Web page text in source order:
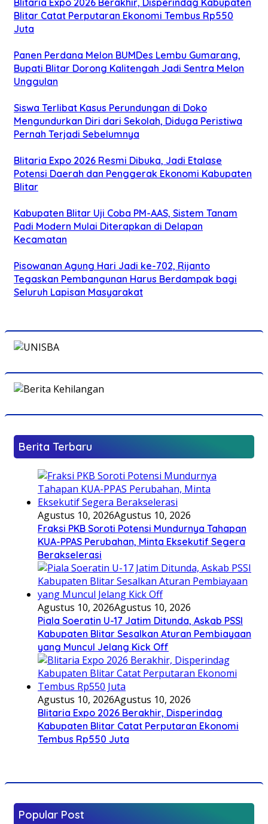
Blitar Catat Perputaran Ekonomi Tembus Rp550
Juta
Panen Perdana Melon BUMDes Lembu Gumarang,
Bupati Blitar Dorong Kalitengah Jadi Sentra Melon
Unggulan
Siswa Terlibat Kasus Perundungan di Doko
Mengundurkan Diri dari Sekolah, Diduga Peristiwa
Pernah Terjadi Sebelumnya
Blitaria Expo 2026 Resmi Dibuka, Jadi Etalase
Potensi Daerah dan Penggerak Ekonomi Kabupaten
Blitar
Kabupaten Blitar Uji Coba PM-AAS, Sistem Tanam
Padi Modern Mulai Diterapkan di Delapan
Kecamatan
Pisowanan Agung Hari Jadi ke-702, Rijanto
Tegaskan Pembangunan Harus Berdampak bagi
Seluruh Lapisan Masyarakat
Berita Terbaru
Agustus 10, 2026Agustus 10, 2026
Fraksi PKB Soroti Potensi Mundurnya Tahapan
KUA-PPAS Perubahan, Minta Eksekutif Segera
Berakselerasi
Agustus 10, 2026Agustus 10, 2026
Piala Soeratin U-17 Jatim Ditunda, Askab PSSI
Kabupaten Blitar Sesalkan Aturan Pembiayaan
yang Muncul Jelang Kick Off
Agustus 10, 2026Agustus 10, 2026
Blitaria Expo 2026 Berakhir, Disperindag
Kabupaten Blitar Catat Perputaran Ekonomi
Tembus Rp550 Juta
Popular Post